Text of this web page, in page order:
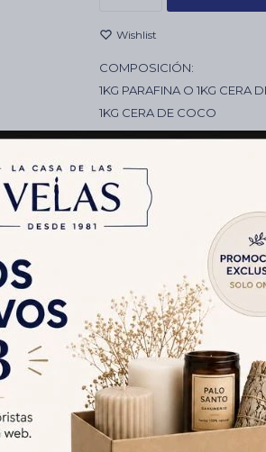
COMPOSICIÓN:
1KG PARAFINA O 1KG CERA
1KG CERA DE COCO
12 PABILOS ENCERADOS
OBSERVACIONES
VASITOS O PORTAVELA
Cambios y
Medios de pago